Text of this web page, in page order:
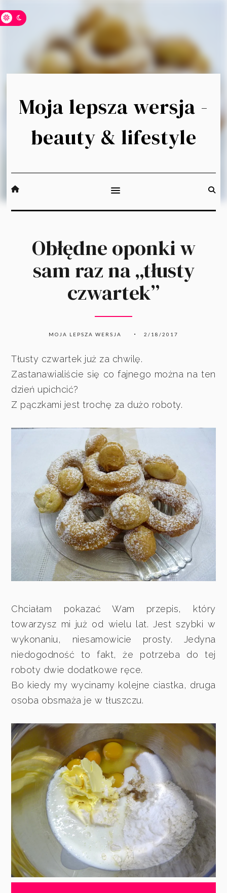
Moja lepsza wersja -
beauty & lifestyle
Obłędne oponki w
sam raz na „tłusty
czwartek”
MOJA LEPSZA WERSJA 2/18/2017
Tłusty czwartek już za chwilę.
Zastanawialiście się co fajnego można na ten
dzień upichcić?
Z pączkami jest trochę za dużo roboty.
Chciałam pokazać Wam przepis, który
towarzysz mi już od wielu lat. Jest szybki w
wykonaniu, niesamowicie prosty. Jedyna
niedogodność to fakt, że potrzeba do tej
roboty dwie dodatkowe ręce.
Bo kiedy my wycinamy kolejne ciastka, druga
osoba obsmaża je w tłuszczu.